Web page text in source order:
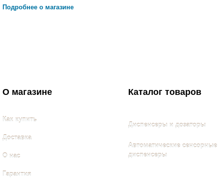
Подробнее о магазине
О магазине
Как купить
Доставка
О нас
Гарантия
Каталог товаров
Диспенсеры и дозаторы
Автоматические сенсорные
диспенсеры